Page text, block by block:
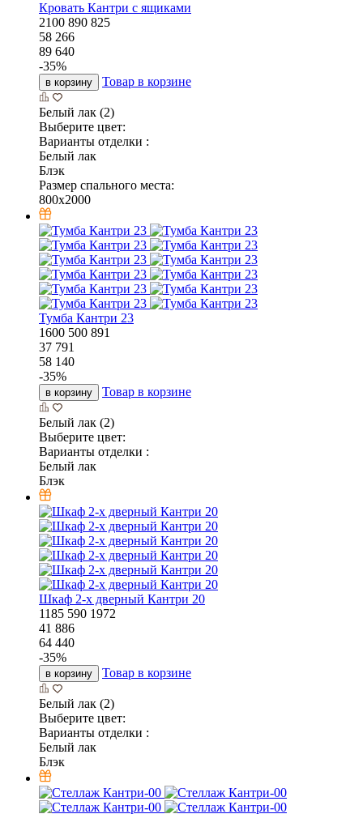
Кровать Кантри с ящиками
2100 890 825
58 266
89 640
-35%
в корзину Товар в корзине
Белый лак (2)
Выберите цвет:
Варианты отделки :
Белый лак
Блэк
Размер спального места:
800x2000
Тумба Кантри 23
1600 500 891
37 791
58 140
-35%
в корзину Товар в корзине
Белый лак (2)
Выберите цвет:
Варианты отделки :
Белый лак
Блэк
Шкаф 2-х дверный Кантри 20
1185 590 1972
41 886
64 440
-35%
в корзину Товар в корзине
Белый лак (2)
Выберите цвет:
Варианты отделки :
Белый лак
Блэк